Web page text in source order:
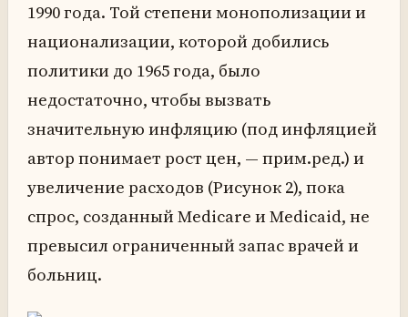
1990 года. Той степени монополизации и
национализации, которой добились
политики до 1965 года, было
недостаточно, чтобы вызвать
значительную инфляцию (под инфляцией
автор понимает рост цен, — прим.ред.) и
увеличение расходов (Рисунок 2), пока
спрос, созданный Medicare и Medicaid, не
превысил ограниченный запас врачей и
больниц.